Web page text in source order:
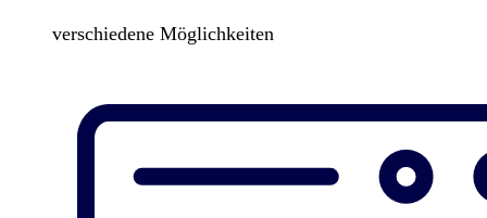
verschiedene Möglichkeiten